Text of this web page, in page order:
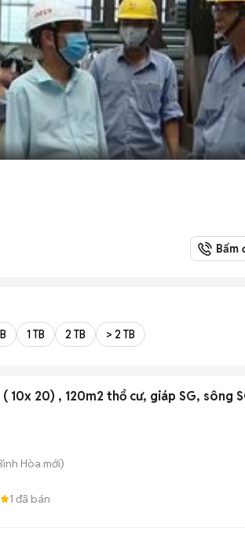
Bấm
1 TB 2 TB > 2 TB
10x 20) , 120m2 thổ cư, giáp SG, sông
Hòa mới)
1 đã bán